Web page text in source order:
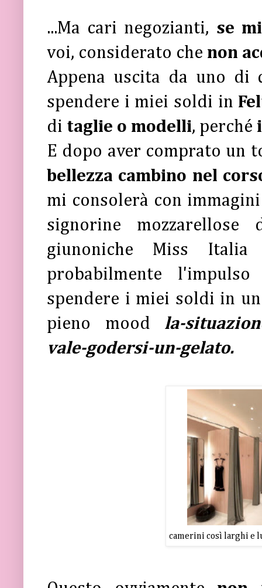
...Ma cari negozianti, se
voi, considerato che non
Appena uscita da uno di
spendere i miei soldi in
di taglie o modelli, perché
E dopo aver comprato un
bellezza cambino nel
mi consolerà con
signorine
giunoniche Miss
probabilmente
spendere i miei soldi in
pieno mood la-
vale-godersi-un-gelato.
camerini così larghi e